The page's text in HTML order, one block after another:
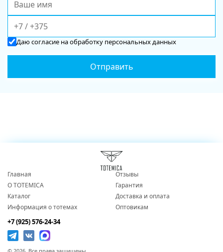
Даюсогласие на обработку персональных данных
Главная
О TOTEMICA
Каталог
Информация о тотемах
Отзывы
Гарантия
Доставка и оплата
Оптовикам
+7 (925) 576-24-34